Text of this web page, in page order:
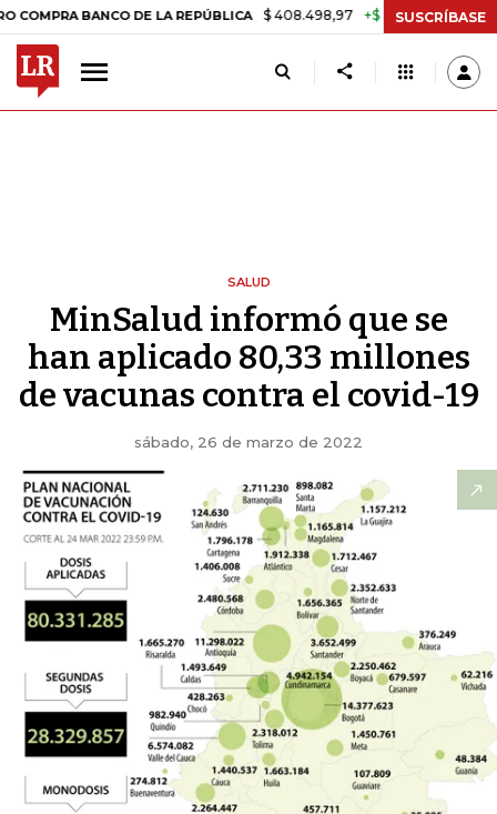
BANCO DE LA REPÚBLICA $ 408.498,97 +$ 8.753,81 +2,19%
SUSCRÍBASE
SALUD
MinSalud informó que se
han aplicado 80,33 millones
de vacunas contra el covid-19
sábado, 26 de marzo de 2022